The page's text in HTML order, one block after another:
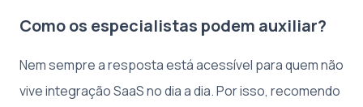
Como os especialistas podem auxiliar?
Nem sempre a resposta está acessível para quem não
vive integração SaaS no dia a dia. Por isso, recomendo